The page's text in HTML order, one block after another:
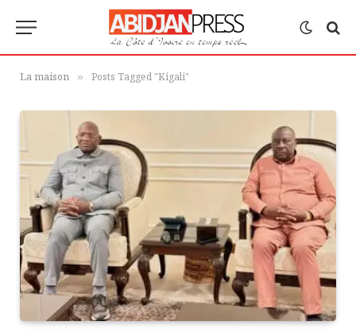
La maison » Posts Tagged "Kigali"